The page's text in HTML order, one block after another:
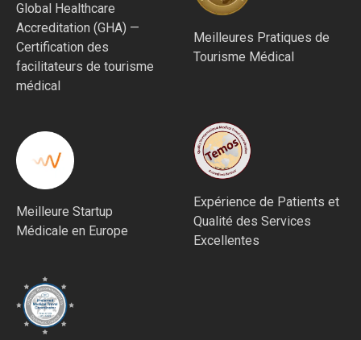
Global Healthcare
Accreditation (GHA) —
Certification des
facilitateurs de tourisme
médical
Meilleures Pratiques de
Tourisme Médical
Meilleure Startup
Médicale en Europe
Expérience de Patients et
Qualité des Services
Excellentes